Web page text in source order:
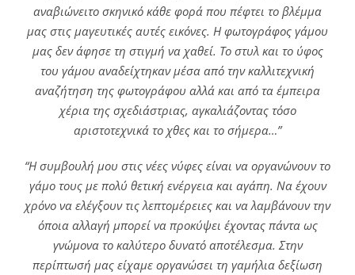
αναβιώνειτο σκηνικό κάθε φορά που πέφτει το βλέμμα
μας στις μαγευτικές αυτές εικόνες. Η φωτογράφος γάμου
μας δεν άφησε τη στιγμή να χαθεί. Το στυλ και το ύφος
του γάμου αναδείχτηκαν μέσα από την καλλιτεχνική
αναζήτηση της φωτογράφου αλλά και από τα έμπειρα
χέρια της σχεδιάστριας, αγκαλιάζοντας τόσο
αριστοτεχνικά το χθες και το σήμερα…”
“Η συμβουλή μου στις νέες νύφες είναι να οργανώνουν το
γάμο τους με πολύ θετική ενέργεια και αγάπη. Να έχουν
χρόνο να ελέγξουν τις λεπτομέρειες και να λαμβάνουν την
όποια αλλαγή μπορεί να προκύψει έχοντας πάντα ως
γνώμονα το καλύτερο δυνατό αποτέλεσμα. Στην
περίπτωσή μας είχαμε οργανώσει τη γαμήλια δεξίωση